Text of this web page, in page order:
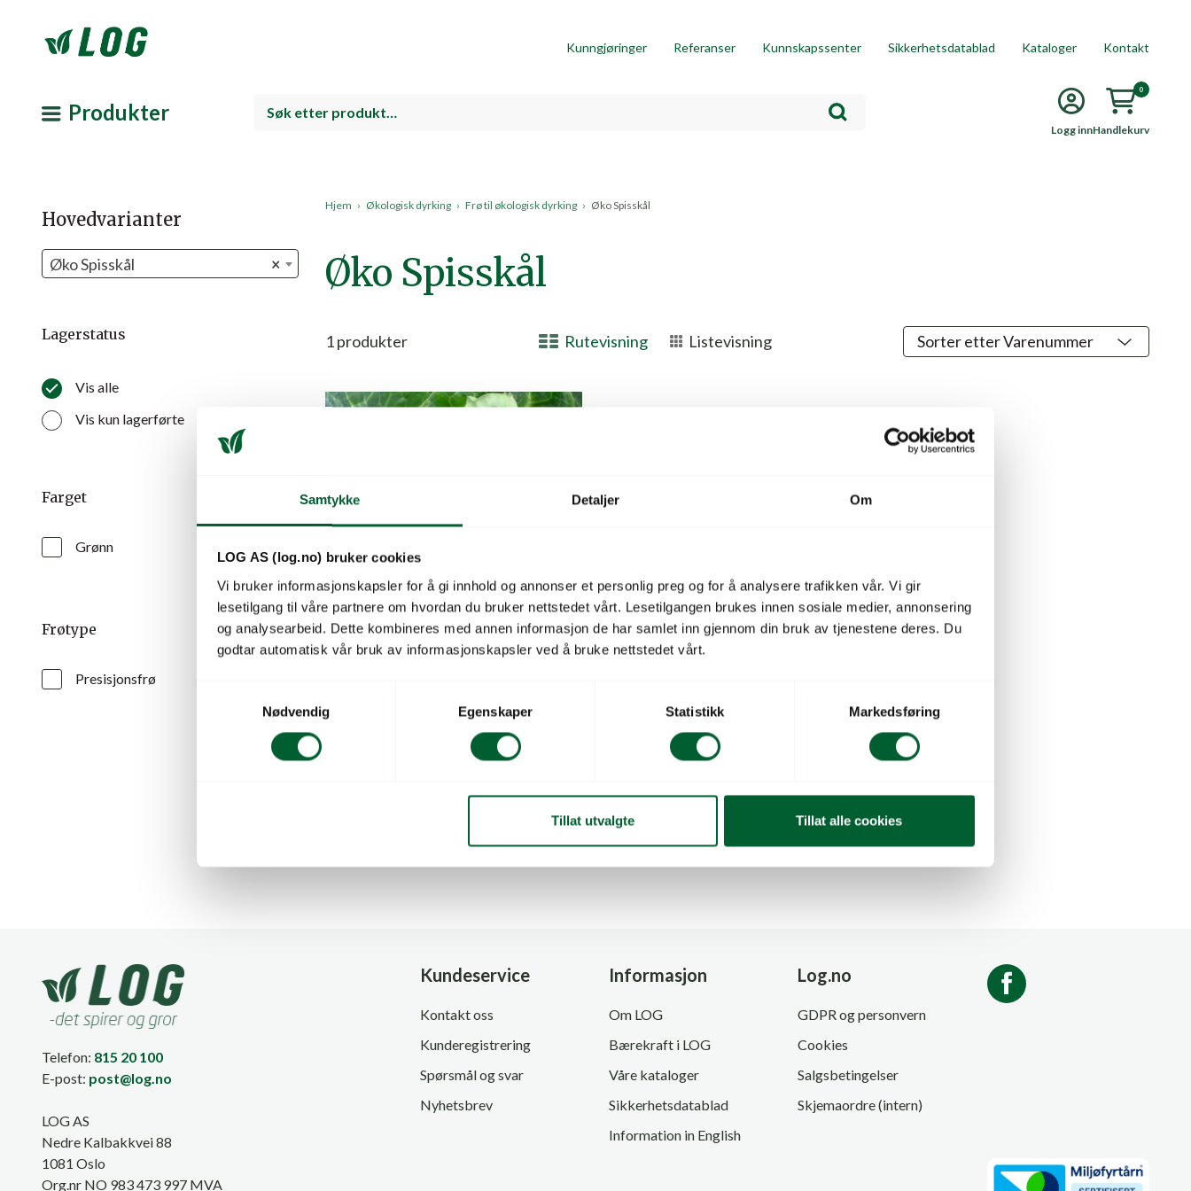
Samtykke Detaljer Om
LOG AS (log.no) bruker cookies
Vi bruker informasjonskapsler for å gi innhold og annonser et personlig preg og for å analysere trafikken vår. Vi gir
lesetilgang til våre partnere om hvordan du bruker nettstedet vårt. Lesetilgangen brukes innen sosiale medier, annonsering
og analysearbeid. Dette kombineres med annen informasjon de har samlet inn gjennom din bruk av tjenestene deres. Du
godtar automatisk vår bruk av informasjonskapsler ved å bruke nettstedet vårt.
v
Nødvendig Egenskaper Statistikk Markedsføring
Tillat utvalgte Tillat alle cookies
Kunngjøringer Referanser Kunnskapssenter Sikkerhetsdatablad Kataloger Kontakt
Produkter
Logg innHandlekurv
0
Hovedvarianter
×
Øko Spisskål
Lagerstatus
Vis alle
Vis kun lagerførte
Farget
Grønn
Frøtype
Presisjonsfrø
Hjem › Økologisk dyrking › Frø til økologisk dyrking › Øko Spisskål
Øko Spisskål
1produkter Rutevisning Listevisning
ØKO. SPISSKÅL CARAFLEX
Forventet leveringsdato 28.08
Til konsum og industri.
Telefon: 815 20 100
E-post: post@log.no
LOG AS
Nedre Kalbakkvei 88
1081 Oslo
Org.nr NO 983 473 997 MVA
Kundeservice
Kontakt oss
Kunderegistrering
Spørsmål og svar
Nyhetsbrev
Informasjon
Om LOG
Bærekraft i LOG
Våre kataloger
Sikkerhetsdatablad
Information in English
Log.no
GDPR og personvern
Cookies
Salgsbetingelser
Skjemaordre (intern)